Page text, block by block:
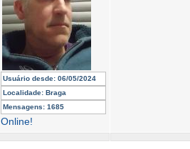
Usuário desde: 06/05/2024
Localidade: Braga
Mensagens: 1685
Online!